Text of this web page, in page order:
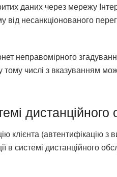
даних через мережу
несанкціонованого
неправомірного
числі з вказуванням
клієнта (автентифікацію з
в системі дистанційного